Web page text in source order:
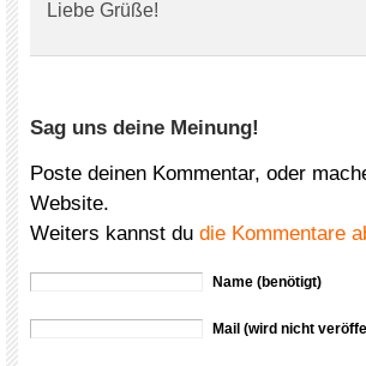
Liebe Grüße!
Sag uns deine Meinung!
Poste deinen Kommentar, oder
Website.
Weiters kannst du die Kommentare
Name (benötigt)
Mail (wird nicht